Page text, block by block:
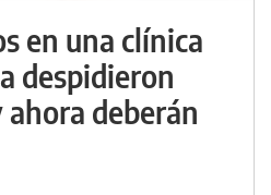
en una clínica
despidieron
deberán